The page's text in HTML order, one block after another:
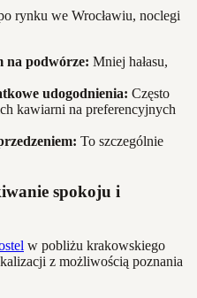
na podwórze: Mniej hałasu,
udogodnienia: Często
kawiarni na preferencyjnych
To szczególnie
spokoju i
w pobliżu krakowskiego
z możliwością poznania